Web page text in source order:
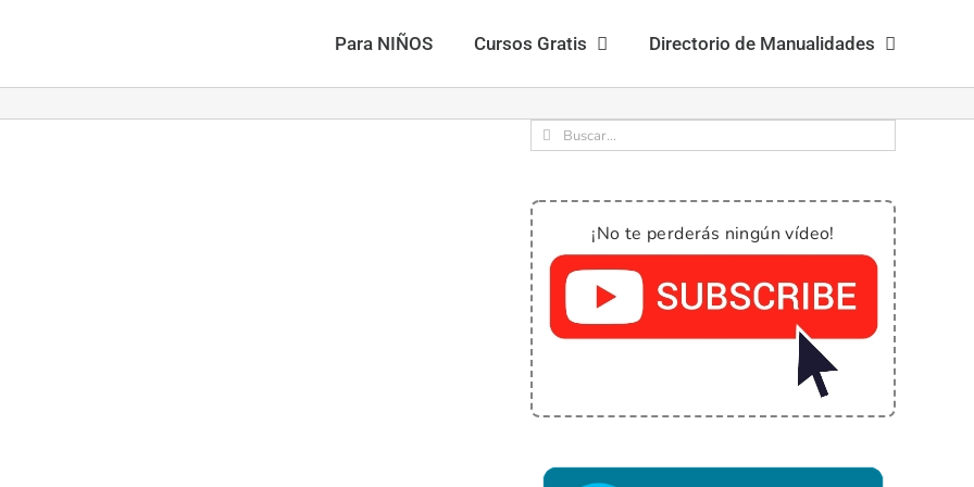
Para NIÑOS Cursos Gratis Directorio de Manualidades
Buscar:
¡No te perderás ningún vídeo!